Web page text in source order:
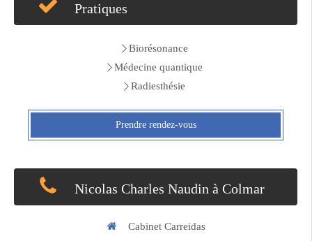
Pratiques
Biorésonance
Médecine quantique
Radiesthésie
Prendre rendez-vous
Nicolas Charles Naudin à Colmar
Cabinet Carreidas